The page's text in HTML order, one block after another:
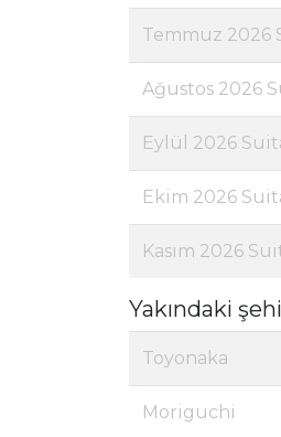
Temmuz 2026
Ağustos 2026
Eylül 2026
Ekim 2026
Kasım 2026
Yakındaki
Toyonaka
Moriguchi